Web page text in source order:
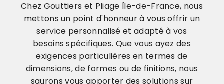
Chez Gouttiers et Pliage Île-de-France, nous
mettons un point d'honneur à vous offrir un
service personnalisé et adapté à vos
besoins spécifiques. Que vous ayez des
exigences particulières en termes de
dimensions, de formes ou de finitions, nous
saurons vous apporter des solutions sur